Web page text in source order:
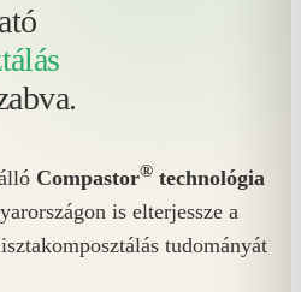
Compastor® technológia
is elterjessze a
tudományát